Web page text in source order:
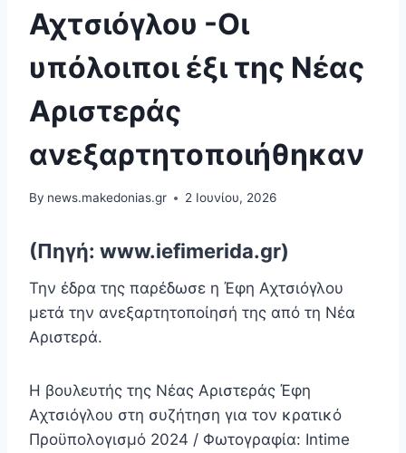
Αχτσιόγλου -Οι
υπόλοιποι έξι της Νέας
Αριστεράς
ανεξαρτητοποιήθηκαν
By news.makedonias.gr 2 Ιουνίου, 2026
(Πηγή: www.iefimerida.gr)
Την έδρα της παρέδωσε η Έφη Αχτσιόγλου
μετά την ανεξαρτητοποίησή της από τη Νέα
Αριστερά.
Η βουλευτής της Νέας Αριστεράς Έφη
Αχτσιόγλου στη συζήτηση για τον κρατικό
Προϋπολογισμό 2024 / Φωτογραφία: Intime